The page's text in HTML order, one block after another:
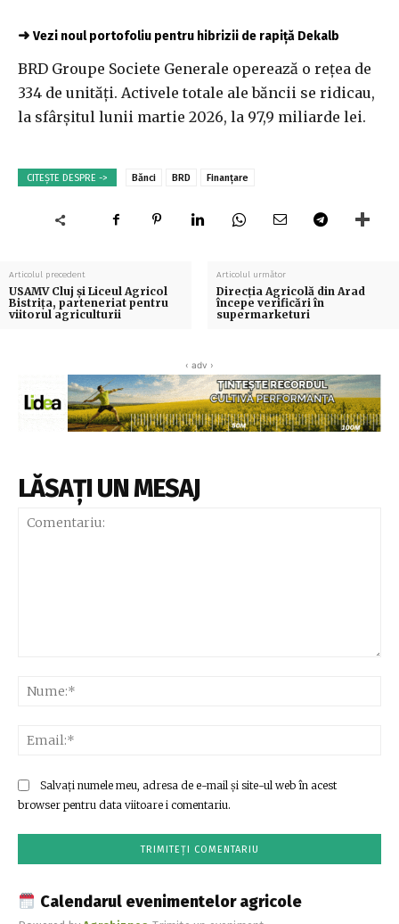
➜ Vezi noul portofoliu pentru hibrizii de rapiță Dekalb
BRD Groupe Societe Generale operează o reţea de
334 de unităţi. Activele totale ale băncii se ridicau,
la sfârşitul lunii martie 2026, la 97,9 miliarde lei.
CITEȘTE DESPRE -> Bănci BRD Finanțare
Articolul precedent
USAMV Cluj și Liceul Agricol
Bistrița, parteneriat pentru
viitorul agriculturii
Articolul următor
Direcția Agricolă din Arad
începe verificări în
supermarketuri
‹ adv ›
LĂSAȚI UN MESAJ
Salvați numele meu, adresa de e-mail și site-ul web în acest
browser pentru data viitoare i comentariu.
Calendarul evenimentelor agricole